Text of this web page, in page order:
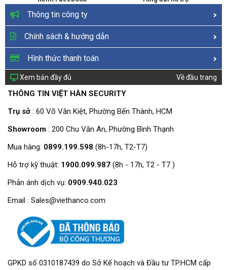
Thông tin công ty
Chính sách & hướng dẫn
Hình thức thanh toán
Xem bản đầy đủ Về đầu trang
THÔNG TIN VIỆT HÀN SECURITY
Trụ sở : 60 Võ Văn Kiệt, Phường Bến Thành, HCM
Showroom : 200 Chu Văn An, Phường Bình Thạnh
Mua hàng: 0899.199.598 (8h-17h, T2-T7)
Hỗ trợ kỹ thuật: 1900.099.987 (8h - 17h, T2 - T7 )
Phản ánh dịch vụ: 0909.940.023
Email : Sales@viethanco.com
GPKD số 0310187439 do Sở Kế hoạch và Đầu tư TP.HCM cấp